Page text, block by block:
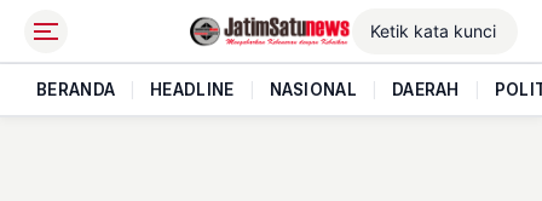
BERANDA HEADLINE NASIONAL DAERAH